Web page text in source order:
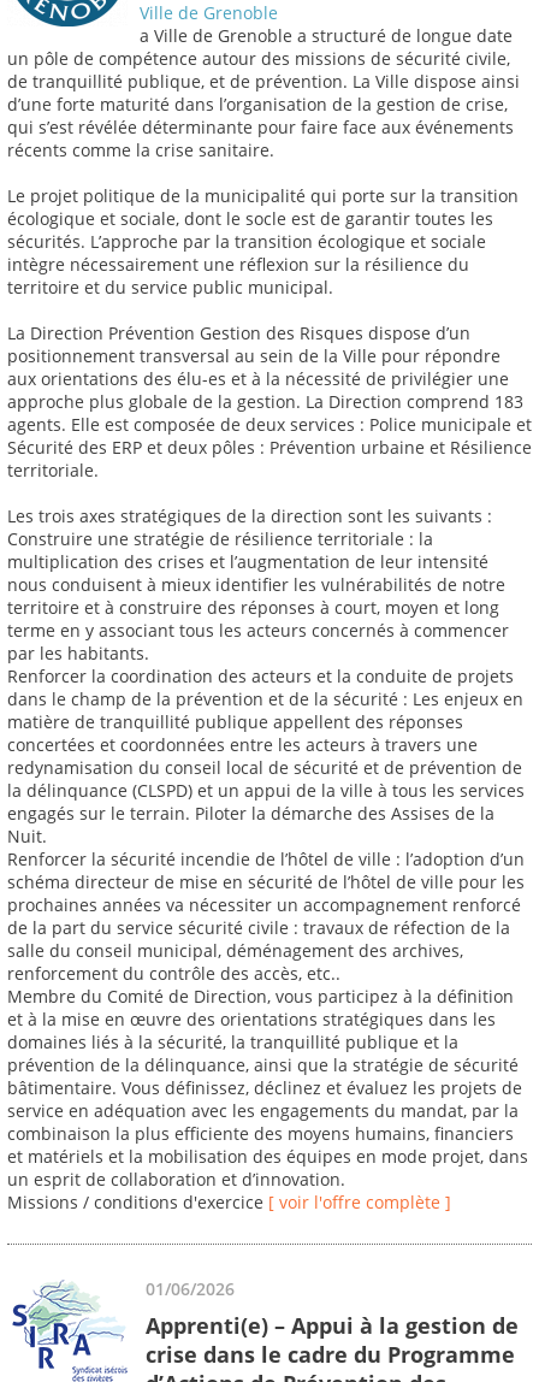
Ville de Grenoble
a Ville de Grenoble a structuré de longue date
un pôle de compétence autour des missions de sécurité civile,
de tranquillité publique, et de prévention. La Ville dispose ainsi
d’une forte maturité dans l’organisation de la gestion de crise,
qui s’est révélée déterminante pour faire face aux événements
récents comme la crise sanitaire.
Le projet politique de la municipalité qui porte sur la transition
écologique et sociale, dont le socle est de garantir toutes les
sécurités. L’approche par la transition écologique et sociale
intègre nécessairement une réflexion sur la résilience du
territoire et du service public municipal.
La Direction Prévention Gestion des Risques dispose d’un
positionnement transversal au sein de la Ville pour répondre
aux orientations des élu-es et à la nécessité de privilégier une
approche plus globale de la gestion. La Direction comprend 183
agents. Elle est composée de deux services : Police municipale et
Sécurité des ERP et deux pôles : Prévention urbaine et Résilience
territoriale.
Les trois axes stratégiques de la direction sont les suivants :
Construire une stratégie de résilience territoriale : la
multiplication des crises et l’augmentation de leur intensité
nous conduisent à mieux identifier les vulnérabilités de notre
territoire et à construire des réponses à court, moyen et long
terme en y associant tous les acteurs concernés à commencer
par les habitants.
Renforcer la coordination des acteurs et la conduite de projets
dans le champ de la prévention et de la sécurité : Les enjeux en
matière de tranquillité publique appellent des réponses
concertées et coordonnées entre les acteurs à travers une
redynamisation du conseil local de sécurité et de prévention de
la délinquance (CLSPD) et un appui de la ville à tous les services
engagés sur le terrain. Piloter la démarche des Assises de la
Nuit.
Renforcer la sécurité incendie de l’hôtel de ville : l’adoption d’un
schéma directeur de mise en sécurité de l’hôtel de ville pour les
prochaines années va nécessiter un accompagnement renforcé
de la part du service sécurité civile : travaux de réfection de la
salle du conseil municipal, déménagement des archives,
renforcement du contrôle des accès, etc..
Membre du Comité de Direction, vous participez à la définition
et à la mise en œuvre des orientations stratégiques dans les
domaines liés à la sécurité, la tranquillité publique et la
prévention de la délinquance, ainsi que la stratégie de sécurité
bâtimentaire. Vous définissez, déclinez et évaluez les projets de
service en adéquation avec les engagements du mandat, par la
combinaison la plus efficiente des moyens humains, financiers
et matériels et la mobilisation des équipes en mode projet, dans
un esprit de collaboration et d’innovation.
Missions / conditions d'exercice [ voir l'offre complète ]
01/06/2026
Apprenti(e) – Appui à la gestion de
crise dans le cadre du Programme